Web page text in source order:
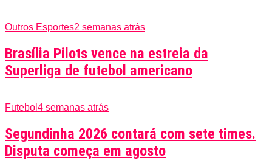
Outros Esportes2 semanas atrás
Brasília Pilots vence na estreia da
Superliga de futebol americano
Futebol 4 semanas atrás
Segundinha 2026 contará com sete times.
Disputa começa em agosto